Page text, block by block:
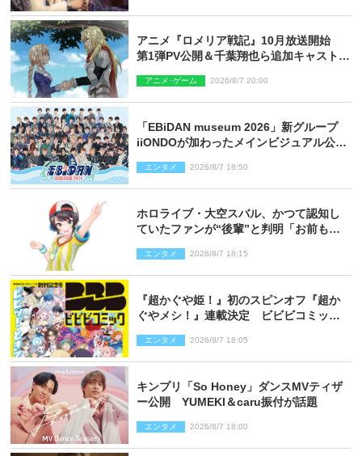
アニメ『ロメリア戦記』10月放送開始
第1弾PV公開＆千葉翔也ら追加キャスト4
アニメ･ゲーム 2026/8/7 20:00
「EBiDAN museum 2026」新グループ
iiONDOが加わったメインビジュアル公
エンタメ 2026/8/7 18:50
ホロライブ・大空スバル、かつて認知し
ていたファンが“後輩”と判明「お前もし
エンタメ 2026/8/7 18:15
『超かぐや姫！』初のスピンオフ『超か
ぐやメシ！』連載決定 ビビビコミック
エンタメ 2026/8/7 18:05
キンプリ「So Honey」ダンスMVティザ
ー公開 YUMEKI＆caru振付が話題
エンタメ 2026/8/7 18:00